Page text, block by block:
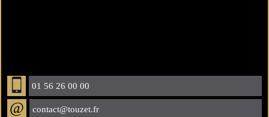
01 56 26 00 00
@ contact@touzet.fr